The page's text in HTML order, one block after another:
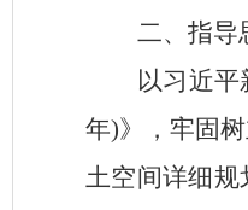
二、 指导
以习近
年)》，牢固
土空间详细规